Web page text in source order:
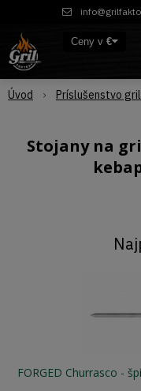
Ceny v €
Úvod Príslušenstvo
Stojany na
FORGED Churrasco -